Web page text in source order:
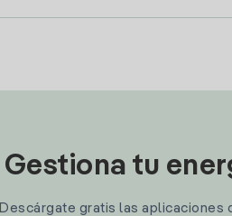
Gestiona tu
Descárgate gratis las aplicaciones